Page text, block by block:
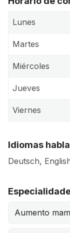
Lunes
Martes
Miércoles
Jueves
Viernes
Idiomas
Deutsch,
Aumento